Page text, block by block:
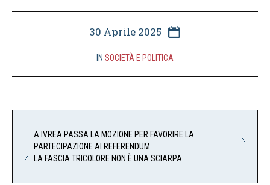
30 Aprile 2025
IN SOCIETÀ E POLITICA
A IVREA PASSA LA MOZIONE PER FAVORIRE LA
PARTECIPAZIONE AI REFERENDUM
LA FASCIA TRICOLORE NON È UNA SCIARPA